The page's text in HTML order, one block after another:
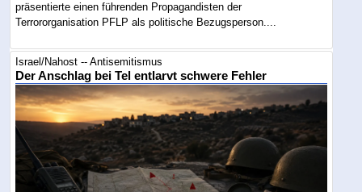
präsentierte einen führenden Propagandisten der
Terrororganisation PFLP als politische Bezugsperson....
Israel/Nahost -- Antisemitismus
Der Anschlag bei Tel entlarvt schwere Fehler